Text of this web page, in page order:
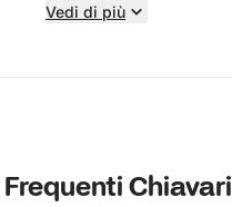
Vedi di più
Chiavari